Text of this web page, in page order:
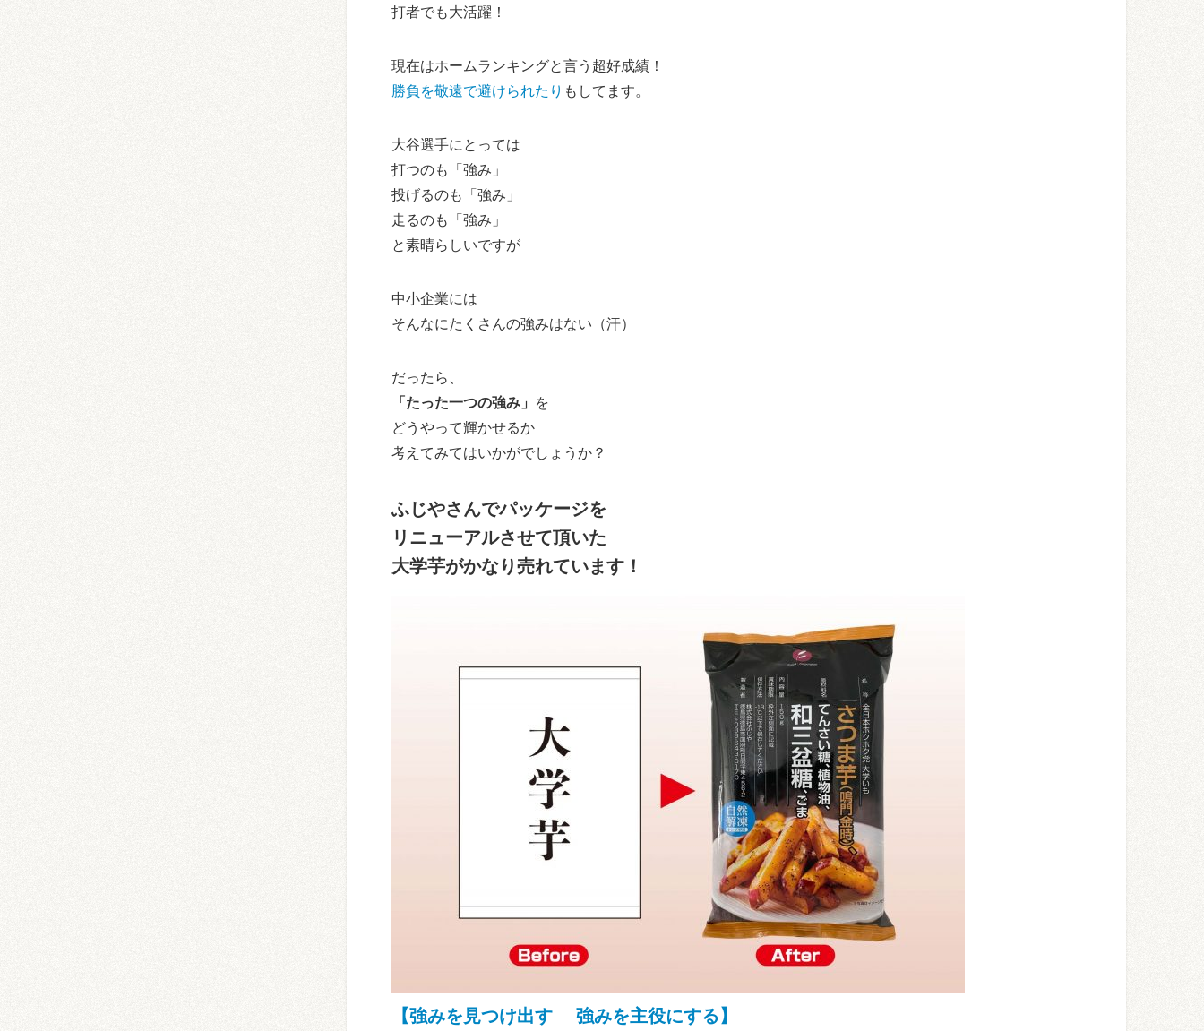
打者でも大活躍！
現在はホームランキングと言う超好成績！
勝負を敬遠で避けられたり もしてます。
大谷選手にとっては
打つのも「強み」
投げるのも「強み」
走るのも「強み」
と素晴らしいですが
中小企業には
そんなにたくさんの強みはない（汗）
だったら、
「たった一つの強み」 を
どうやって輝かせるか
考えてみてはいかがでしょうか？
ふじやさんでパッケージを
リニューアルさせて頂いた
大学芋がかなり売れています！
【強みを見つけ出す 強みを主役にする】